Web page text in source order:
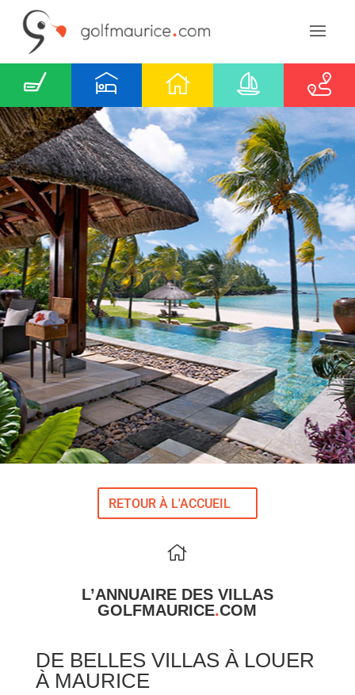
RETOUR À L'ACCUEIL
L’ANNUAIRE DES VILLAS
GOLFMAURICE.COM
DE BELLES VILLAS À LOUER
À MAURICE